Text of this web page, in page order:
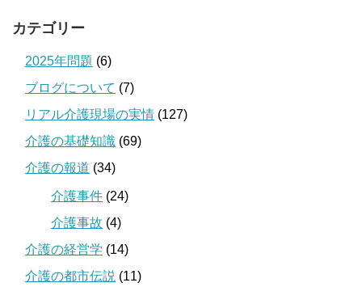
カテゴリー
2025年問題 (6)
ブログについて (7)
リアル介護現場の実情 (127)
介護の基礎知識 (69)
介護の報道 (34)
介護事件 (24)
介護事故 (4)
介護の経営学 (14)
介護の都市伝説 (11)